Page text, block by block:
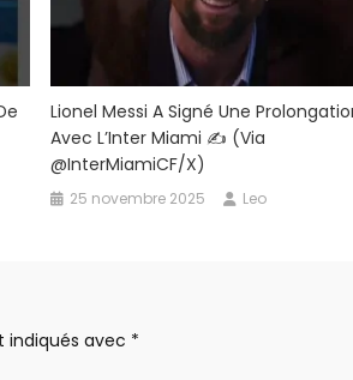
Lionel Messi A Signé Une
Avec L’Inter Miami ✍️ (via
@InterMiamiCF/X)
25 novembre 2025 Leo
indiqués avec *